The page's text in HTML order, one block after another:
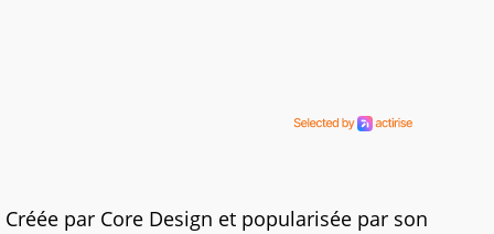
Créée par Core Design et popularisée par son